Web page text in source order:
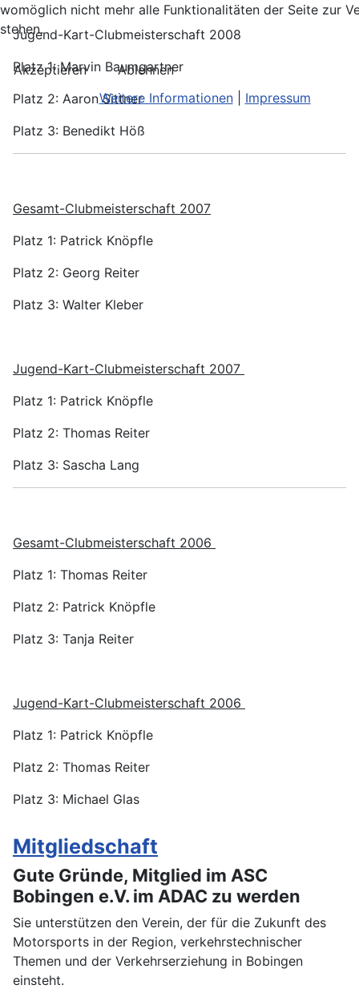
Jugend-Kart-Clubmeisterschaft 2008
Platz 1: Marvin Baumgartner
Platz 2: Aaron Sittner
Platz 3: Benedikt Höß
Gesamt-Clubmeisterschaft 2007
Platz 1: Patrick Knöpfle
Platz 2: Georg Reiter
Platz 3: Walter Kleber
Jugend-Kart-Clubmeisterschaft 2007
Platz 1: Patrick Knöpfle
Platz 2: Thomas Reiter
Platz 3: Sascha Lang
Gesamt-Clubmeisterschaft 2006
Platz 1: Thomas Reiter
Platz 2: Patrick Knöpfle
Platz 3: Tanja Reiter
Jugend-Kart-Clubmeisterschaft 2006
Platz 1: Patrick Knöpfle
Platz 2: Thomas Reiter
Platz 3: Michael Glas
Mitgliedschaft
Gute Gründe, Mitglied im ASC
Bobingen e.V. im ADAC zu werden
Sie unterstützen den Verein, der für die Zukunft des
Motorsports in der Region, verkehrstechnischer
Themen und der Verkehrserziehung in Bobingen
einsteht.
womöglich nicht mehr alle Funktionalitäten der Seite zur
stehen.
Akzeptieren
Ablehnen
Weitere Informationen| Impressum